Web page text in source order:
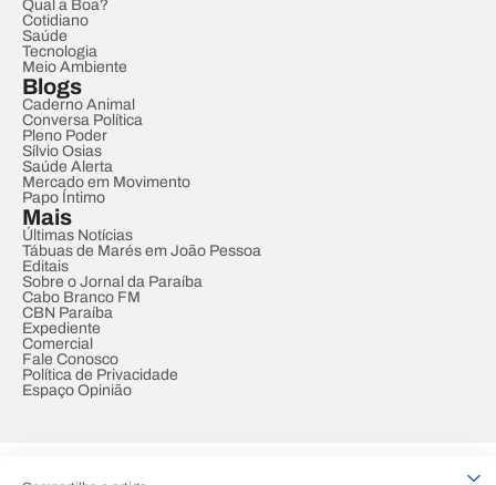
Qual a Boa?
Cotidiano
Saúde
Tecnologia
Meio Ambiente
Blogs
Caderno Animal
Conversa Política
Pleno Poder
Sílvio Osias
Saúde Alerta
Mercado em Movimento
Papo Íntimo
Mais
Últimas Notícias
Tábuas de Marés em João Pessoa
Editais
Sobre o Jornal da Paraíba
Cabo Branco FM
CBN Paraíba
Expediente
Comercial
Fale Conosco
Política de Privacidade
Espaço Opinião